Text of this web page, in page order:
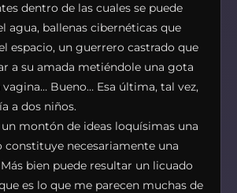
dentro de las cuales se puede
agua, ballenas cibernéticas que
espacio, un guerrero castrado que
a su amada metiéndole una gota
Bueno… Esa última, tal vez,
a dos niños.
montón de ideas loquísimas una
constituye necesariamente una
bien puede resultar un licuado
es lo que me parecen muchas de